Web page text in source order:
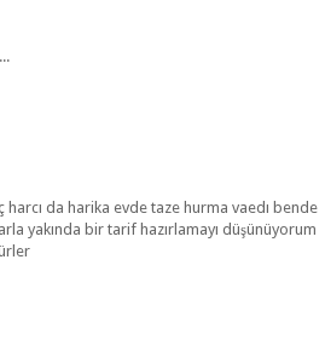
harcı da harika evde taze hurma vaedı bende
yakında bir tarif hazırlamayı düşünüyorum